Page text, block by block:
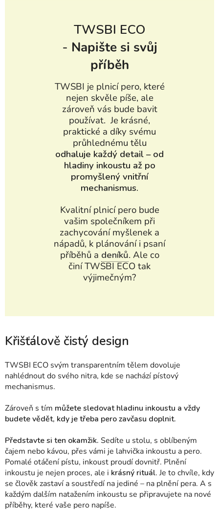
TWSBI ECO
- Napište si svůj
příběh
TWSBI je plnicí pero, které
nejen skvěle píše, ale
zároveň vás bude bavit
používat. Je krásné,
praktické a díky svému
průhlednému tělu
odhaluje každý detail – od
hladiny inkoustu až po
promyšlený vnitřní
mechanismus.
Kvalitní plnicí pero bude
vašim společníkem při
zachycování myšlenek a
nápadů, k plánování i psaní
příběhů a deníků. Ale co
činí TWSBI ECO tak
výjimečným?
Křišťálově čistý design
TWSBI ECO svým transparentním tělem dovoluje
nahlédnout do svého nitra, kde se nachází pístový
mechanismus.
Zároveň s tím můžetesledovat hladinu inkoustu a vždy
budete vědět, kdy je třeba pero zavčasu doplnit.
Představte si ten okamžik. Sedíte u stolu, s oblíbeným
čajem nebo kávou, přes vámi je lahvička inkoustu a pero.
Pomalé otáčení pístu, inkoust proudí dovnitř. Plnění
inkoustu je nejen proces, ale i krásný rituál. Je to chvíle, kdy
se člověk zastaví a soustředí na jediné – na plnění pera. A s
každým dalším natažením inkoustu se připravujete na nové
příběhy, které vaše pero napíše.